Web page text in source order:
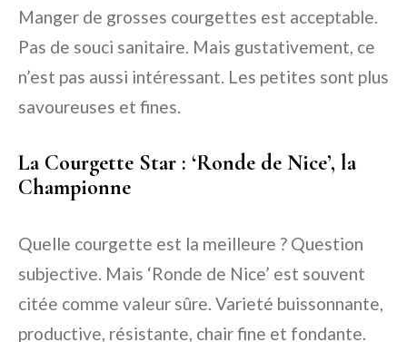
Manger de grosses courgettes est acceptable.
Pas de souci sanitaire. Mais gustativement, ce
n’est pas aussi intéressant. Les petites sont plus
savoureuses et fines.
La Courgette Star : ‘Ronde de Nice’, la
Championne
Quelle courgette est la meilleure ? Question
subjective. Mais ‘Ronde de Nice’ est souvent
citée comme valeur sûre. Varieté buissonnante,
productive, résistante, chair fine et fondante.